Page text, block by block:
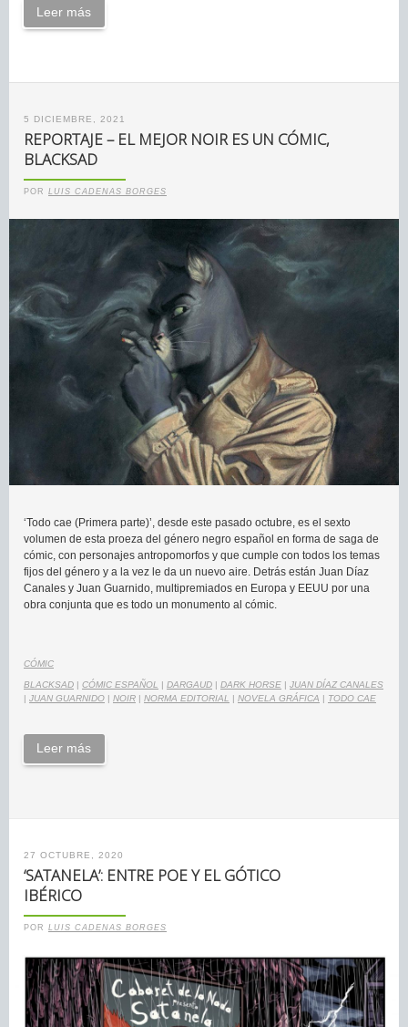
Leer más
5 DICIEMBRE, 2021
REPORTAJE – EL MEJOR NOIR ES UN CÓMIC,
BLACKSAD
POR LUIS CADENAS BORGES
‘Todo cae (Primera parte)’, desde este pasado octubre, es el sexto
volumen de esta proeza del género negro español en forma de saga de
cómic, con personajes antropomorfos y que cumple con todos los temas
fijos del género y a la vez le da un nuevo aire. Detrás están Juan Díaz
Canales y Juan Guarnido, multipremiados en Europa y EEUU por una
obra conjunta que es todo un monumento al cómic.
CÓMIC
BLACKSAD | CÓMIC ESPAÑOL | DARGAUD | DARK HORSE | JUAN DÍAZ CANALES
| JUAN GUARNIDO | NOIR | NORMA EDITORIAL | NOVELA GRÁFICA | TODO CAE
Leer más
27 OCTUBRE, 2020
‘SATANELA’: ENTRE POE Y EL GÓTICO
IBÉRICO
POR LUIS CADENAS BORGES